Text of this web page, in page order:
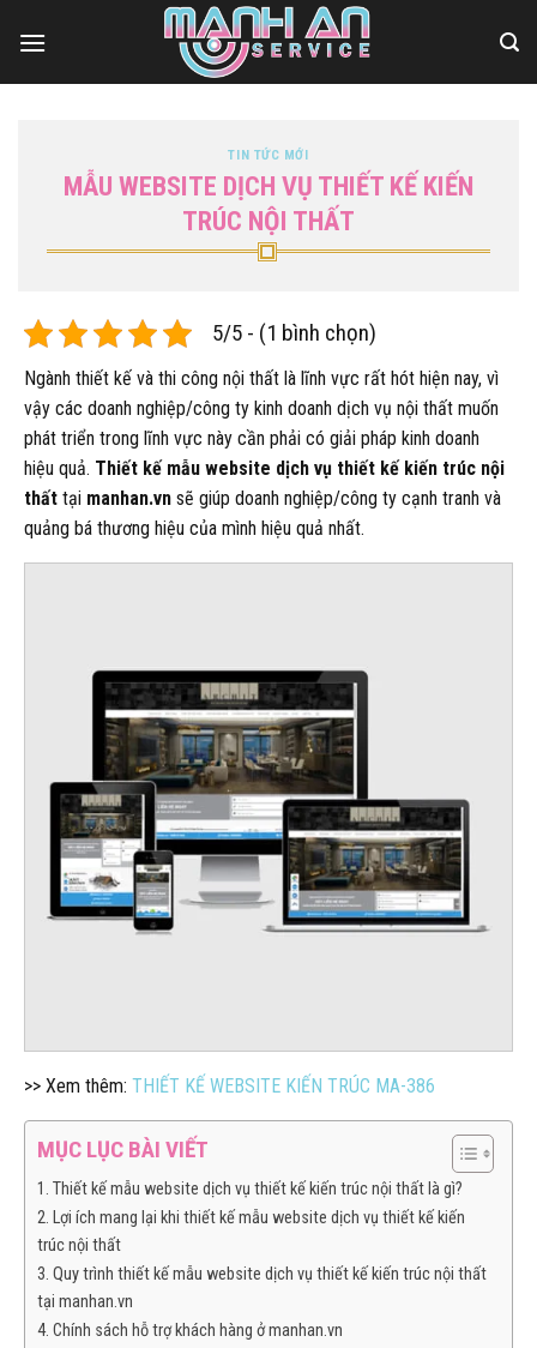
qua
TIN TỨC MỚI
MẪU WEBSITE DỊCH VỤ THIẾT KẾ KIẾN
TRÚC NỘI THẤT
5/5 - (1 bình chọn)
Ngành thiết kế và thi công nội thất là lĩnh vực rất hót hiện nay, vì
vậy các doanh nghiệp/công ty kinh doanh dịch vụ nội thất muốn
phát triển trong lĩnh vực này cần phải có giải pháp kinh doanh
hiệu quả. Thiết kế mẫu website dịch vụ thiết kế kiến trúc nội
thất tại manhan.vn sẽ giúp doanh nghiệp/công ty cạnh tranh và
quảng bá thương hiệu của mình hiệu quả nhất.
>> Xem thêm: THIẾT KẾ WEBSITE KIẾN TRÚC MA-386
MỤC LỤC BÀI VIẾT
1. Thiết kế mẫu website dịch vụ thiết kế kiến trúc nội thất là gì?
2. Lợi ích mang lại khi thiết kế mẫu website dịch vụ thiết kế kiến
trúc nội thất
3. Quy trình thiết kế mẫu website dịch vụ thiết kế kiến trúc nội thất
tại manhan.vn
4. Chính sách hỗ trợ khách hàng ở manhan.vn